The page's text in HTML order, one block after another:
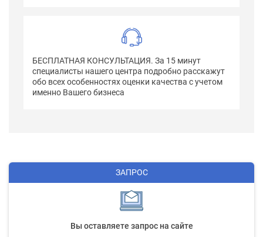
БЕСПЛАТНАЯ КОНСУЛЬТАЦИЯ. За 15 минут
специалисты нашего центра подробно расскажут
обо всех особенностях оценки качества с учетом
именно Вашего бизнеса
ЗАПРОС
Вы оставляете запрос на сайте